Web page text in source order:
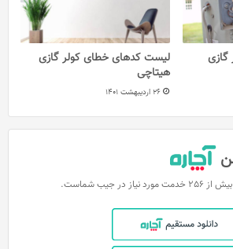
لیست کدهای خطای کولر گازی
هیتاچی
26 اردیبهشت 1401
جیب شماست.